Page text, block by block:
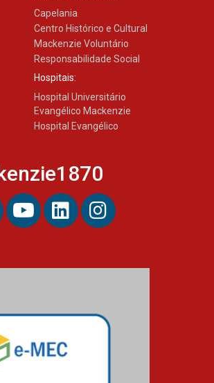
Capelania
Centro Histórico e Cultural
Mackenzie Voluntário
Responsabilidade Social
Hospitais:
Hospital Universitário
Evangélico Mackenzie
Hospital Evangélico